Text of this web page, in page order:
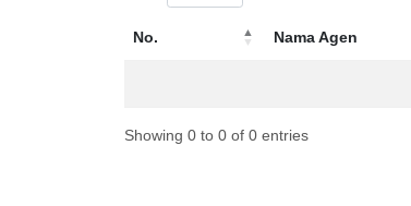
No. Nama Agen
Showing 0 to 0 of 0 entries